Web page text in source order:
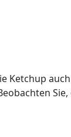
Ketchup